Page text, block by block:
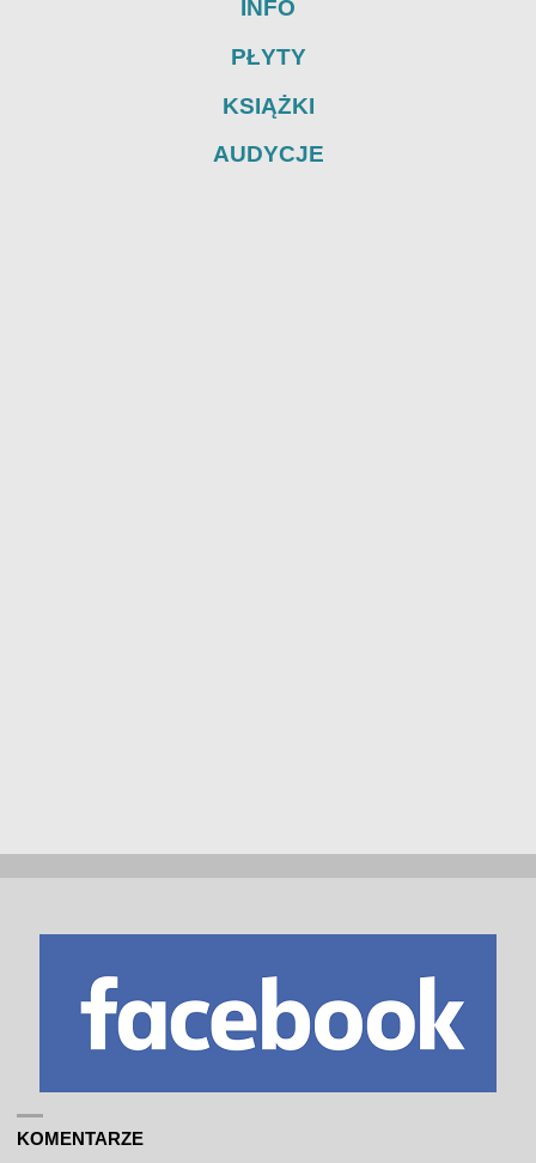
INFO
PŁYTY
KSIĄŻKI
AUDYCJE
KOMENTARZE